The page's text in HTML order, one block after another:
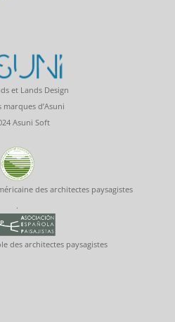
et Lands Design
marques d’Asuni
Asuni Soft
des architectes paysagistes
.
des architectes paysagistes